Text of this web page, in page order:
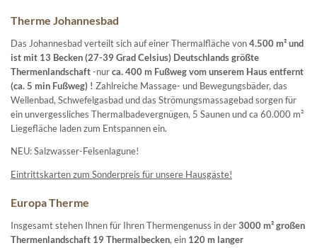
Therme Johannesbad
Das Johannesbad verteilt sich auf einer Thermalfläche von 4.500 m² und
ist mit 13 Becken (27-39 Grad Celsius) Deutschlands größte
Thermenlandschaft -nur ca. 400 m Fußweg vom unserem Haus entfernt
(ca. 5 min Fußweg) ! Zahlreiche Massage- und Bewegungsbäder, das
Wellenbad, Schwefelgasbad und das Strömungsmassagebad sorgen für
ein unvergessliches Thermalbadevergnügen, 5 Saunen und ca 60.000 m²
Liegefläche laden zum Entspannen ein.
NEU: Salzwasser-Felsenlagune!
Eintrittskarten zum Sonderpreis für unsere Hausgäste!
Europa Therme
Insgesamt stehen Ihnen für Ihren Thermengenuss in der 3000 m² großen
Thermenlandschaft 19 Thermalbecken, ein 120 m langer